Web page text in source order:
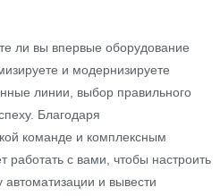
ли вы впервые оборудование
и модернизируете
линии, выбор правильного
Благодаря
команде и комплексным
с вами, чтобы настроить
и вывести